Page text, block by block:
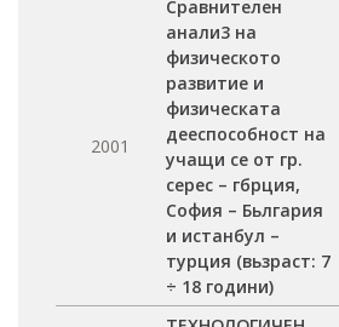
2001
Сравнителен
анали3 на
физическото
развитие и
физическата
дееспособност на
учащи се от гр.
серес – гбрция,
София – Бьлгария
и истанбул –
турция (вьзраст: 7
÷ 18 години)